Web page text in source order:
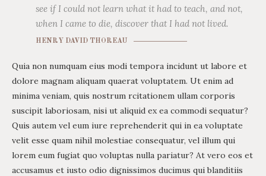
see if I could not learn what it had to teach, and not,
when I came to die, discover that I had not lived.
HENRY DAVID THOREAU
Quia non numquam eius modi tempora incidunt ut labore et
dolore magnam aliquam quaerat voluptatem. Ut enim ad
minima veniam, quis nostrum rcitationem ullam corporis
suscipit laboriosam, nisi ut aliquid ex ea commodi sequatur?
Quis autem vel eum iure reprehenderit qui in ea voluptate
velit esse quam nihil molestiae consequatur, vel illum qui
lorem eum fugiat quo voluptas nulla pariatur? At vero eos et
accusamus et iusto odio dignissimos ducimus qui blanditiis